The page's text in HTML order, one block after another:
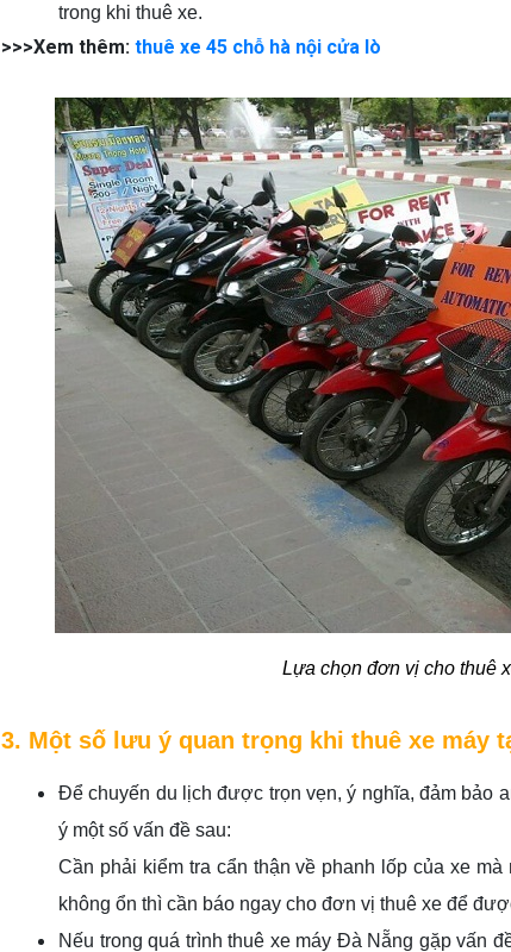
trong khi thuê xe.
>>>Xem thêm: thuê xe 45 chỗ hà nội cửa lò
Lựa chọn đơn vị cho thuê
3. Một số lưu ý quan trọng khi thuê xe máy
Để chuyến du lịch được trọn vẹn, ý nghĩa, đảm bảo
ý một số vấn đề sau:
Cần phải kiểm tra cẩn thận về phanh lốp của xe
không ổn thì cần báo ngay cho đơn vị thuê xe để
Nếu trong quá trình thuê xe máy Đà Nẵng gặp vấn